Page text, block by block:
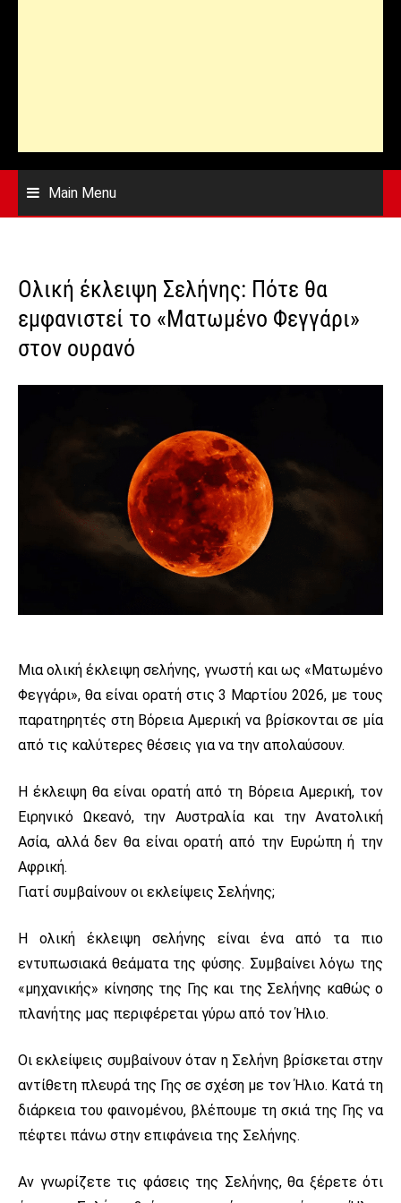
Main Menu
Ολική έκλειψη Σελήνης: Πότε θα
εμφανιστεί το «Ματωμένο Φεγγάρι»
στον ουρανό
Μια ολική έκλειψη σελήνης, γνωστή και ως «Ματωμένο
Φεγγάρι», θα είναι ορατή στις 3 Μαρτίου 2026, με τους
παρατηρητές στη Βόρεια Αμερική να βρίσκονται σε μία
από τις καλύτερες θέσεις για να την απολαύσουν.
Η έκλειψη θα είναι ορατή από τη Βόρεια Αμερική, τον
Ειρηνικό Ωκεανό, την Αυστραλία και την Ανατολική
Ασία, αλλά δεν θα είναι ορατή από την Ευρώπη ή την
Αφρική.
Γιατί συμβαίνουν οι εκλείψεις Σελήνης;
Η ολική έκλειψη σελήνης είναι ένα από τα πιο
εντυπωσιακά θεάματα της φύσης. Συμβαίνει λόγω της
«μηχανικής» κίνησης της Γης και της Σελήνης καθώς ο
πλανήτης μας περιφέρεται γύρω από τον Ήλιο.
Οι εκλείψεις συμβαίνουν όταν η Σελήνη βρίσκεται στην
αντίθετη πλευρά της Γης σε σχέση με τον Ήλιο. Κατά τη
διάρκεια του φαινομένου, βλέπουμε τη σκιά της Γης να
πέφτει πάνω στην επιφάνεια της Σελήνης.
Αν γνωρίζετε τις φάσεις της Σελήνης, θα ξέρετε ότι